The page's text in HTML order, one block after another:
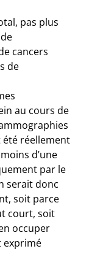
pas plus
cancers
de
au cours de
été réellement
d’une
par le
serait donc
soit parce
court, soit
occuper
exprimé